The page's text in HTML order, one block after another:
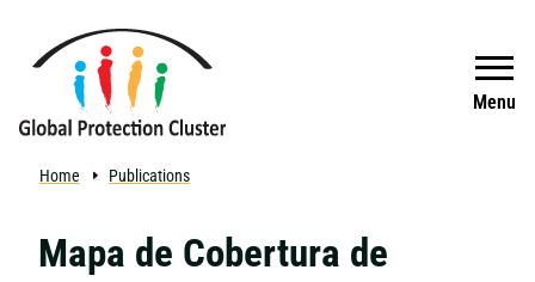
Menu
Search
Home Publications
Mapa de Cobertura de